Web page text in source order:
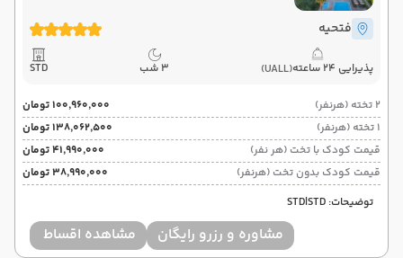
فتحیه
پذیرایی 24 ساعته (UALL) 3 شب STD
2 تخته (هرنفر)
۱۰۰٬۹۶۰٬۰۰۰ تومان
1 تخته (هرنفر)
۱۳۸٬۰۶۲٬۵۰۰ تومان
قیمت کودک با تخت (هر نفر)
۴۱٬۹۹۰٬۰۰۰ تومان
قیمت کودک بدون تخت (هرنفر)
۳۸٬۹۹۰٬۰۰۰ تومان
توضیحات: STD|STD
مشاوره و رزرو رایگان مشاهده اقساط